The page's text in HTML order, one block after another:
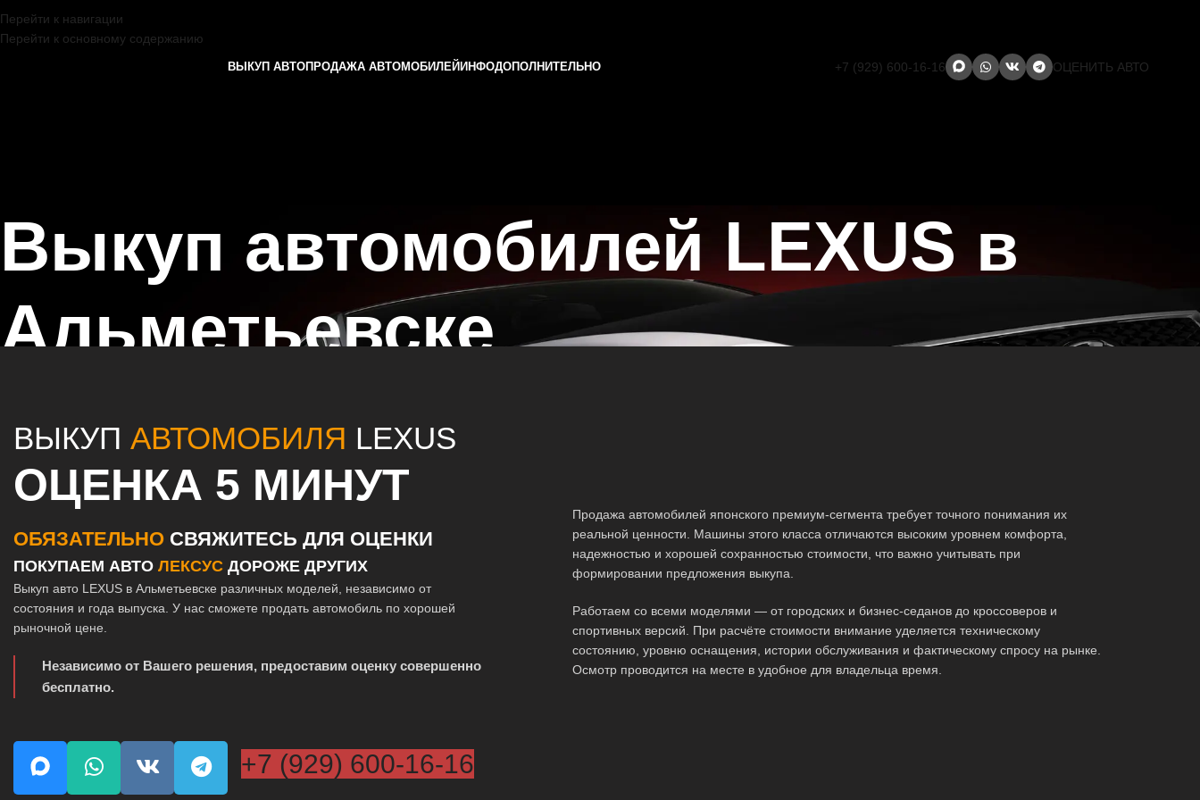
Перейти к навигации
Перейти к основному содержанию
ВЫКУП АВТОПРОДАЖА АВТОМОБИЛЕЙ ИНФОДОПОЛНИТЕЛЬНО +7 (929) 600-16-16 ОЦЕНИТЬ АВТО
Выкуп автомобилей LEXUS в
Альметьевске
ВЫКУП АВТОМОБИЛЯ LEXUS
ОЦЕНКА 5 МИНУТ
ОБЯЗАТЕЛЬНО СВЯЖИТЕСЬ ДЛЯ ОЦЕНКИ
ПОКУПАЕМ АВТО ЛЕКСУС ДОРОЖЕ ДРУГИХ
Выкуп авто LEXUS в Альметьевске различных моделей, независимо от
состояния и года выпуска. У нас сможете продать автомобиль по хорошей
рыночной цене.
Независимо от Вашего решения, предоставим оценку совершенно
бесплатно.
+7 (929) 600-16-16
Продажа автомобилей японского премиум-сегмента требует точного понимания их
реальной ценности. Машины этого класса отличаются высоким уровнем комфорта,
надежностью и хорошей сохранностью стоимости, что важно учитывать при
формировании предложения выкупа.
Работаем со всеми моделями — от городских и бизнес-седанов до кроссоверов и
спортивных версий. При расчёте стоимости внимание уделяется техническому
состоянию, уровню оснащения, истории обслуживания и фактическому спросу на рынке.
Осмотр проводится на месте в удобное для владельца время.